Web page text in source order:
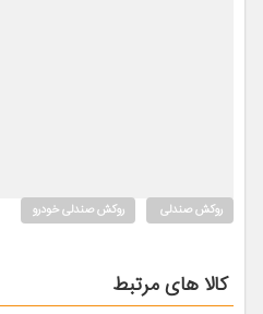
روکش صندلی روکش صندلی خودرو
کالا های مرتبط